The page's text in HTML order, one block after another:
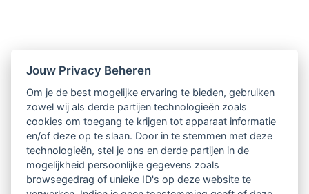
Nieuwsbrief
Ontvang 10 x per jaar de LVSC-
relatienieuwsbrief met o.a.:
vrij toegankelijke TsvB-artikelen
Jouw Privacy Beheren
Om je de best mogelijke ervaring te bieden, gebruiken
zowel wij als derde partijen technologieën zoals
cookies om toegang te krijgen tot apparaat informatie
en/of deze op te slaan. Door in te stemmen met deze
technologieën, stel je ons en derde partijen in de
mogelijkheid persoonlijke gegevens zoals
browsegedrag of unieke ID's op deze website te